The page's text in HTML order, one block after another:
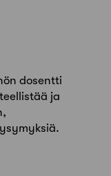
dosentti
ja